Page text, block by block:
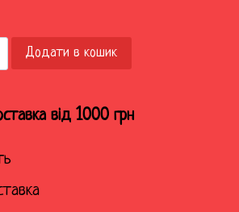
Додати в кошик
від 1000 грн